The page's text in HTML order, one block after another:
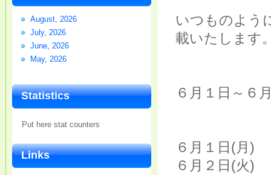
いつものよう
載いたします
６月１日～６
６月１日(月)
６月２日(火)
August, 2026
July, 2026
June, 2026
May, 2026
Statistics
Put here stat counters
Links